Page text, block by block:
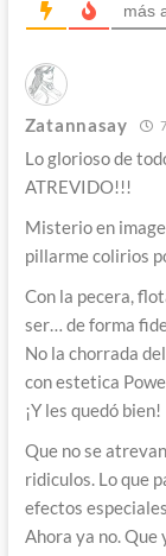
más
Zatannasay
Lo glorioso de
ATREVIDO!!!
Misterio en
pillarme colirios
Con la pecera,
ser… de forma
No la chorrada
con estetica
¡Y les quedó bien!
Que no se
ridiculos. Lo que
efectos
Ahora ya no.